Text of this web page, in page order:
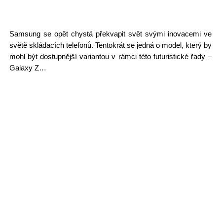
Samsung se opět chystá překvapit svět svými inovacemi ve
světě skládacích telefonů. Tentokrát se jedná o model, který by
mohl být dostupnější variantou v rámci této futuristické řady –
Galaxy Z…